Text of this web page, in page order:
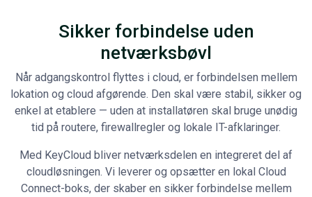
Sikker forbindelse uden
netværksbøvl
Når adgangskontrol flyttes i cloud, er forbindelsen mellem
lokation og cloud afgørende. Den skal være stabil, sikker og
enkel at etablere — uden at installatøren skal bruge unødig
tid på routere, firewallregler og lokale IT-afklaringer.
Med KeyCloud bliver netværksdelen en integreret del af
cloudløsningen. Vi leverer og opsætter en lokal Cloud
Connect-boks, der skaber en sikker forbindelse mellem